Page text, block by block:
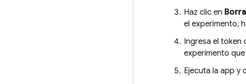
Haz clic en
el experimento,
Ingresa el token
experimento
Ejecuta la app y